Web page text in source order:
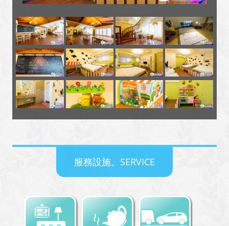
服務設施。SERVICE